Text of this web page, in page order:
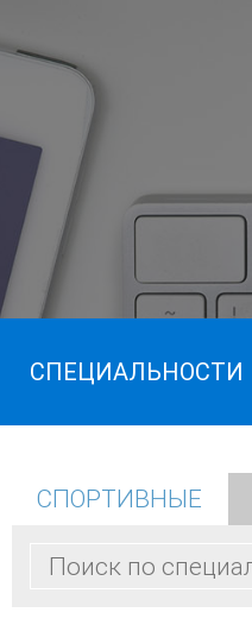
СПЕЦИАЛЬНОСТИ
СПОРТИВНЫЕ